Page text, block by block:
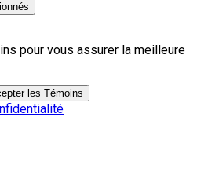
pour vous assurer la meilleure
les Témoins